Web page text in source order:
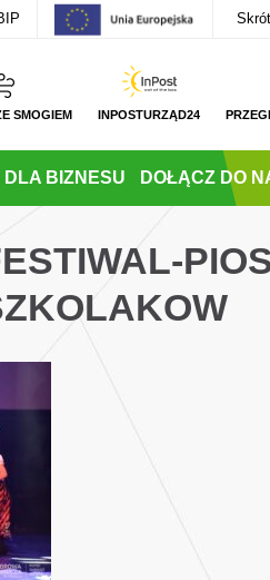
czcionki
SMOGIEM INPOSTURZĄD24
DLA BIZNESU DOŁĄCZ DO